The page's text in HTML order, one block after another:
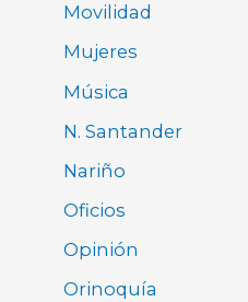
Movilidad
Mujeres
Música
N. Santander
Nariño
Oficios
Opinión
Orinoquía